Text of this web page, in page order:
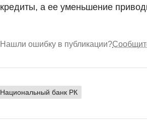
кредиты, а ее уменьшение
Нашли ошибку в публикации?
Национальный банк РК